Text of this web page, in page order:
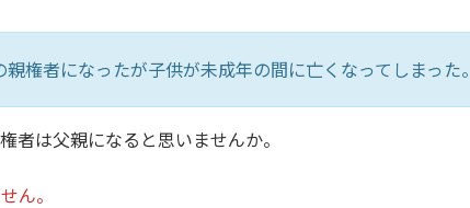
権者になったが子供が未成年の間に亡くなってしまった。
者は父親になると思いませんか。
ん。